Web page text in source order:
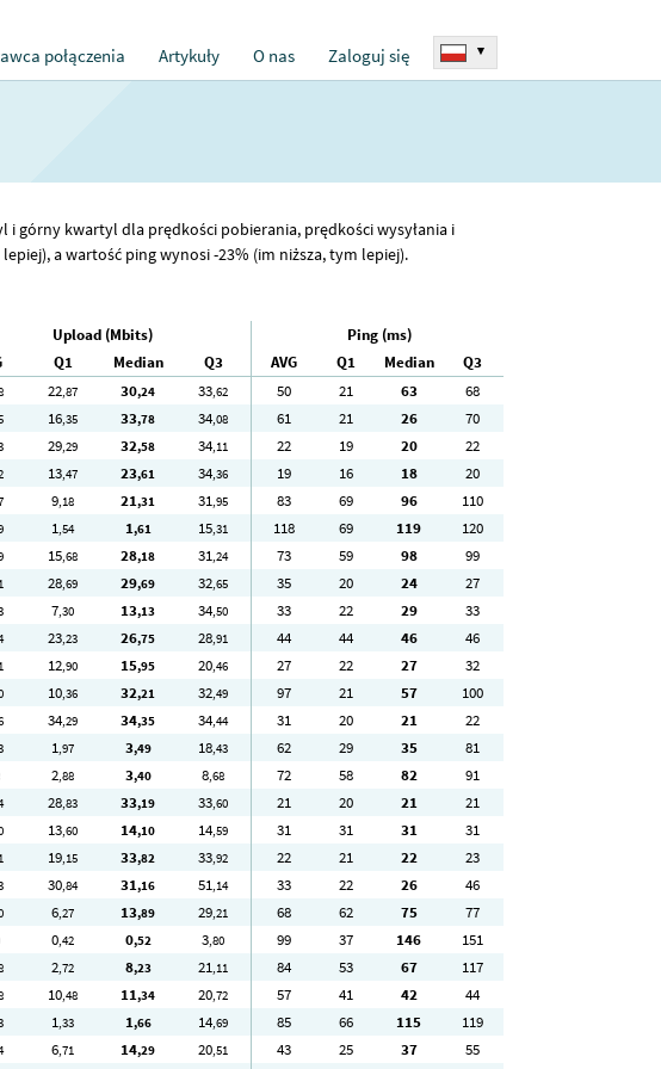
połączenia Artykuły O nas Zaloguj się ▾
górny kwartyl dla prędkości pobierania, prędkości wysyłania i
a wartość ping wynosi -23% (im niższa, tym lepiej).
Upload (Mbits)
Ping (ms)
Q1 Median Q3 AVG Q1 Median
Q3
22,87 30,24 33,62 50 21 63
68
16,35 33,78 34,08 61 21 26
70
29,29 32,58 34,11 22 19 20
22
13,47 23,61 34,36 19 16 18
20
9,18 21,31 31,95 83 69 96
110
1,54 1,61 15,31 118 69 119
120
15,68 28,18 31,24 73 59 98
99
28,69 29,69 32,65 35 20 24
27
7,30 13,13 34,50 33 22 29
33
23,23 26,75 28,91 44 44 46
46
12,90 15,95 20,46 27 22 27
32
10,36 32,21 32,49 97 21 57
100
34,29 34,35 34,44 31 20 21
22
1,97 3,49 18,43 62 29 35
81
2,88 3,40 8,68 72 58 82
91
28,83 33,19 33,60 21 20 21
21
13,60 14,10 14,59 31 31 31
31
19,15 33,82 33,92 22 21 22
23
30,84 31,16 51,14 33 22 26
46
6,27 13,89 29,21 68 62 75
77
0,42 0,52 3,80 99 37 146
151
2,72 8,23 21,11 84 53 67
117
10,48 11,34 20,72 57 41 42
44
1,33 1,66 14,69 85 66 115
119
6,71 14,29 20,51 43 25 37
55